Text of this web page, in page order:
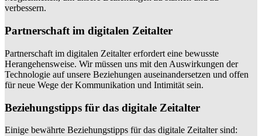
verbessern.
Partnerschaft im digitalen Zeitalter
Partnerschaft im digitalen Zeitalter erfordert eine bewusste
Herangehensweise. Wir müssen uns mit den Auswirkungen der
Technologie auf unsere Beziehungen auseinandersetzen und offen
für neue Wege der Kommunikation und Intimität sein.
Beziehungstipps für das digitale Zeitalter
Einige bewährte Beziehungstipps für das digitale Zeitalter sind: